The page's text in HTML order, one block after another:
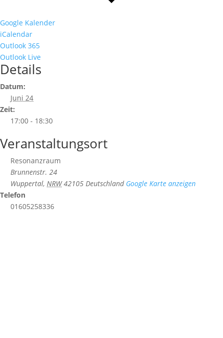
Google Kalender
iCalendar
Outlook 365
Outlook Live
Details
Datum:
Juni 24
Zeit:
17:00 - 18:30
Veranstaltungsort
Resonanzraum
Brunnenstr. 24
Wuppertal, NRW 42105 Deutschland Google Karte anzeigen
Telefon
01605258336